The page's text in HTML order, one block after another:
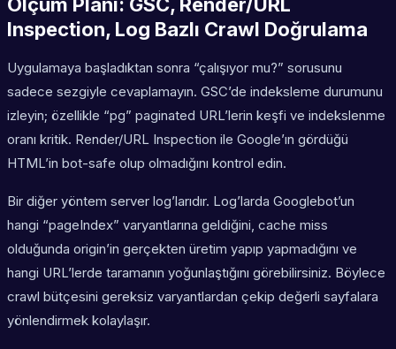
Ölçüm Planı: GSC, Render/URL
Inspection, Log Bazlı Crawl Doğrulama
Uygulamaya başladıktan sonra “çalışıyor mu?” sorusunu
sadece sezgiyle cevaplamayın. GSC’de indeksleme durumunu
izleyin; özellikle “pg” paginated URL’lerin keşfi ve indekslenme
oranı kritik. Render/URL Inspection ile Google’ın gördüğü
HTML’in bot-safe olup olmadığını kontrol edin.
Bir diğer yöntem server log’larıdır. Log’larda Googlebot’un
hangi “pageIndex” varyantlarına geldiğini, cache miss
olduğunda origin’in gerçekten üretim yapıp yapmadığını ve
hangi URL’lerde taramanın yoğunlaştığını görebilirsiniz. Böylece
crawl bütçesini gereksiz varyantlardan çekip değerli sayfalara
yönlendirmek kolaylaşır.